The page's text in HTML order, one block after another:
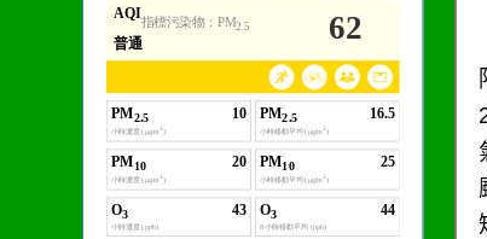
生活是一面鏡子。
它笑，它就對你笑
對它哭，它也對你